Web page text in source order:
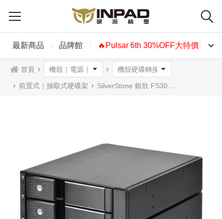
最新商品 品牌館 🔥Pulsar 6th 30%OFF大特價🔥
首頁
前置式｜抽取式硬碟架 SilverStone 銀欣 FS303-12G 5.25吋至3.5吋SAS / SATA硬碟抽取盒